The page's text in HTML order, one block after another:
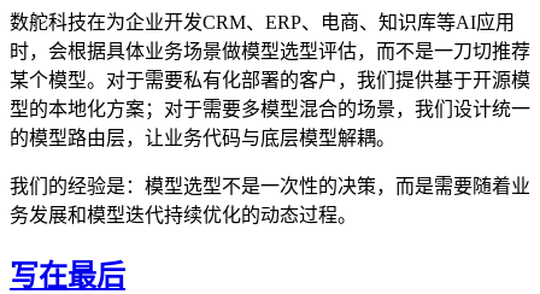
数舵科技在为企业开发CRM、ERP、电商、知识库等AI应用
时，会根据具体业务场景做模型选型评估，而不是一刀切推荐
某个模型。对于需要私有化部署的客户，我们提供基于开源模
型的本地化方案；对于需要多模型混合的场景，我们设计统一
的模型路由层，让业务代码与底层模型解耦。
我们的经验是：模型选型不是一次性的决策，而是需要随着业
务发展和模型迭代持续优化的动态过程。
写在最后